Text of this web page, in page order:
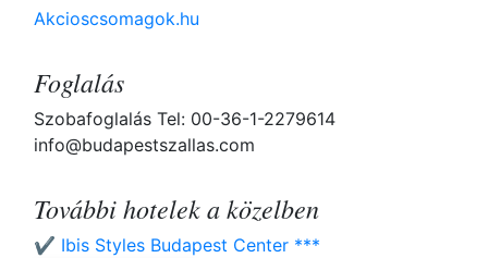
Akcioscsomagok.hu
Foglalás
Szobafoglalás Tel: 00-36-1-2279614
info@budapestszallas.com
További hotelek a közelben
✔️ Ibis Styles Budapest Center ***